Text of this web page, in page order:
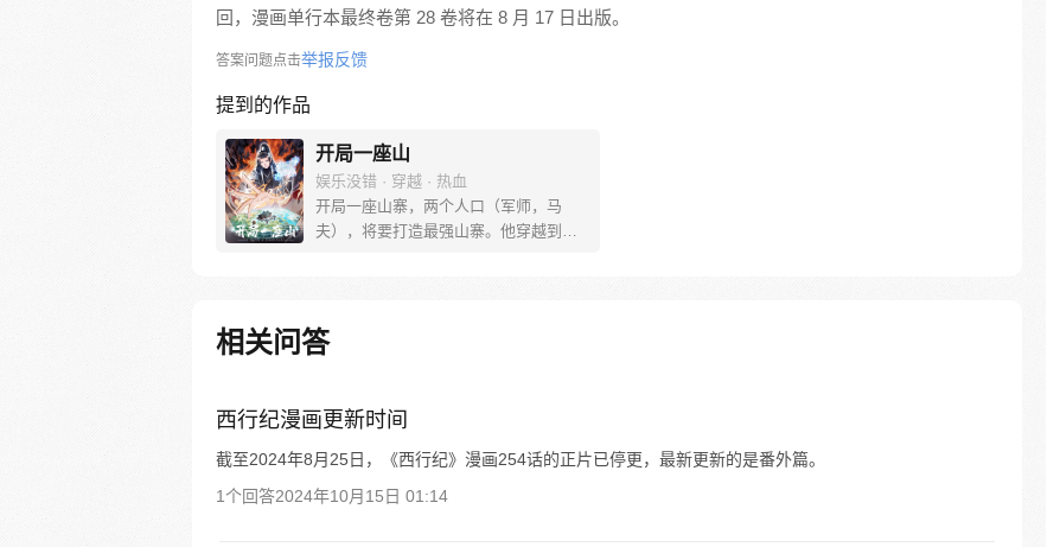
回，漫画单行本最终卷第 28 卷将在 8 月 17 日出版。
答案问题点击举报反馈
提到的作品
开局一座山
娱乐没错 · 穿越 · 热血
开局一座山寨，两个人口（军师，马
夫），将要打造最强山寨。他穿越到乱
血，交锋世上英雄，搏一个名震古今，
问一声：王侯将相，宁有种乎！
相关问答
西行纪漫画更新时间
截至2024年8月25日，《西行纪》漫画254话的正片已停更，最新更新的是番外篇。
1个回答2024年10月15日 01:14